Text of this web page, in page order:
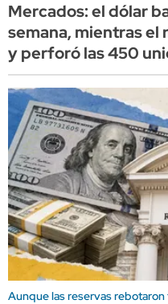
Mercados: el dólar
semana, mientras el
y perforó las 450
Aunque las reservas